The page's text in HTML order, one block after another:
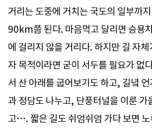
거리는 도중에 거치는 국도의 일부까
90km쯤 된다. 마음먹고 달리면 승용
에 걸리지 않을 거리다. 하지만 길 자체
자 목적이라면 굳이 서두를 필요가 없
서 산 아래를 굽어보기도 하고, 길녘
과 정담도 나누고, 단풍터널을 이룬 가
고…. 짧은 길도 쉬엄쉬엄 가다 보면